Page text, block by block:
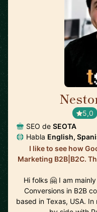
5,0
SEO de SEOTA
Habla English,
I like to see how
Marketing B2B|B2C.
Hi folks 🤗 I am
Conversions in B2B
based in Texas, USA.